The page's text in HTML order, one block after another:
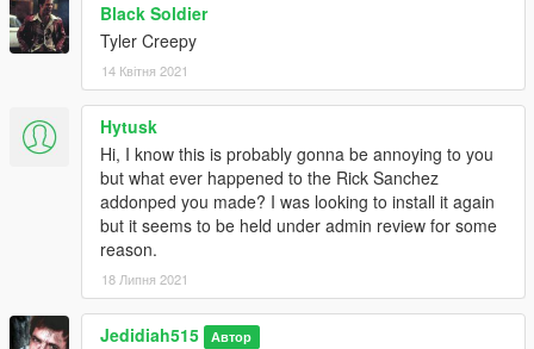
Black Soldier
Tyler Creepy
14 Квітня 2021
Hytusk
Hi, I know this is probably gonna be annoying to you
but what ever happened to the Rick Sanchez
addonped you made? I was looking to install it again
but it seems to be held under admin review for some
reason.
18 Липня 2021
Jedidiah515 Автор